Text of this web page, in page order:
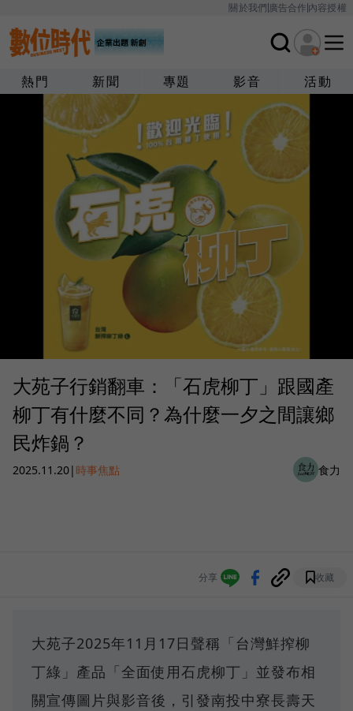
關於我們廣告合作內容授權
熱門 新聞 專題 影音 活動
大苑子行銷翻車：「石虎柳丁」跟國產
柳丁有什麼不同？為什麼一夕之間讓鄉
民炸鍋？
2025.11.20| 時事焦點 食力
分享 收藏
大苑子2025年11月17日聲稱「台灣鮮搾柳
丁綠」產品「全面使用石虎柳丁」並發布相
關宣傳圖片與影音後，引發南投中寮長壽天